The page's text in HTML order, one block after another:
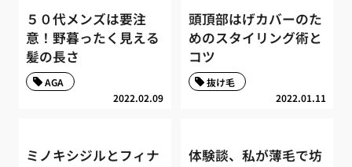
５０代メンズは要注
意！野暮ったく見える
髪の長さ
2022.02.09
AGA
頭頂部はげカバーのた
めのスタイリング術と
コツ
2022.01.11
抜け毛
ミノキシジルとフィナ
体験談、私が薄毛で坊